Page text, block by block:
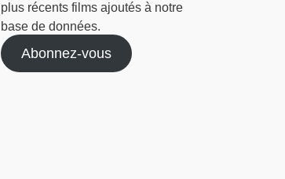
plus récents films ajoutés à notre
base de données.
Abonnez-vous